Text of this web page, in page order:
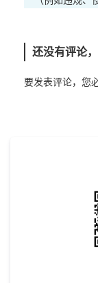
还没有评论
要发表评论，您